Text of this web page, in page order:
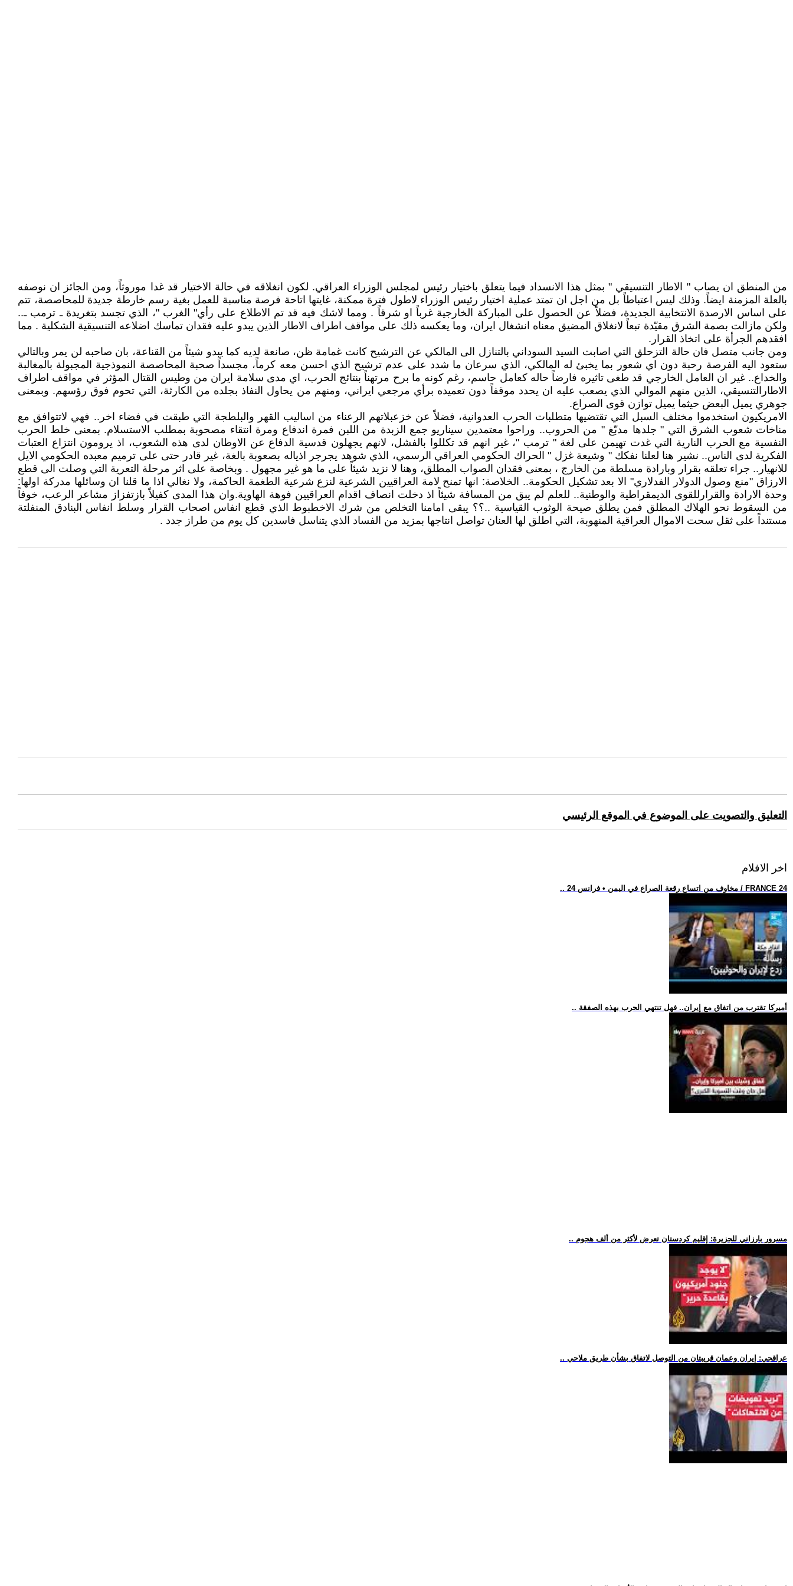
من المنطق ان يصاب " الاطار التنسيقي " بمثل هذا الانسداد فيما يتعلق باختيار رئيس لمجلس الوزراء العراقي. لكون انغلاقه في حالة الاختيار قد غدا موروثاً، ومن الجائز ان نوصفه
بالعلة المزمنة ايضاً. وذلك ليس اعتباطاً بل من اجل ان تمتد عملية اختيار رئيس الوزراء لاطول فترة ممكنة، غايتها اتاحة فرصة مناسبة للعمل بغية رسم خارطة جديدة للمحاصصة، تتم
على اساس الارصدة الانتخابية الجديدة، فضلاً عن الحصول على المباركة الخارجية غرباً او شرقاً . ومما لاشك فيه قد تم الاطلاع على رأي" الغرب "، الذي تجسد بتغريدة ـ ترمب ـ..
ولكن مازالت بصمة الشرق مقيّدة تبعاً لانغلاق المضيق معناه انشغال ايران، وما يعكسه ذلك على مواقف اطراف الاطار الذين يبدو عليه فقدان تماسك اضلاعه التنسيقية الشكلية . مما
افقدهم الجرأة على اتخاذ القرار.
ومن جانب متصل فان حالة التزحلق التي اصابت السيد السوداني بالتنازل الى المالكي عن الترشيح كانت غمامة ظن، صانعة لديه كما يبدو شيئاً من القناعة، بان صاحبه لن يمر وبالتالي
ستعود اليه الفرصة رحبة دون اي شعور بما يخبئ له المالكي، الذي سرعان ما شدد على عدم ترشيح الذي احسن معه كرماً، مجسداً صحبة المحاصصة النموذجية المجبولة بالمغالبة
والخداع.. غير ان العامل الخارجي قد طغى تاثيره فارضاً حاله كعامل حاسم، رغم كونه ما برح مرتهناً بنتائج الحرب، اي مدى سلامة ايران من وطيس القتال المؤثر في مواقف اطراف
الاطارالتنسيقي، الذين منهم الموالي الذي يصعب عليه ان يحدد موقفاً دون تعميده برأي مرجعي ايراني، ومنهم من يحاول النفاذ بجلده من الكارثة، التي تحوم فوق رؤسهم. وبمعنى
جوهري يميل البعض حيثما يميل توازن قوى الصراع.
الامريكيون استخدموا مختلف السبل التي تقتضيها متطلبات الحرب العدوانية، فضلاً عن خزعبلاتهم الرعناء من اساليب القهر والبلطجة التي طبقت في فضاء اخر.. فهي لاتتوافق مع
مناخات شعوب الشرق التي " جلدها مدبّغ " من الحروب.. وراحوا معتمدين سيناريو جمع الزبدة من اللبن فمرة اندفاع ومرة انتقاء مصحوبة بمطلب الاستسلام. بمعنى خلط الحرب
النفسية مع الحرب النارية التي غدت تهيمن على لغة " ترمب "، غير انهم قد تكللوا بالفشل، لانهم يجهلون قدسية الدفاع عن الاوطان لدى هذه الشعوب، اذ يرومون انتزاع العتبات
الفكرية لدى الناس.. نشير هنا لعلنا نفكك " وشيعة غزل " الحراك الحكومي العراقي الرسمي، الذي شوهد يجرجر اذياله بصعوبة بالغة، غير قادر حتى على ترميم معبده الحكومي الايل
للانهيار.. جراء تعلقه بقرار وبارادة مسلطة من الخارج ، بمعنى فقدان الصواب المطلق، وهنا لا نزيد شيئاً على ما هو غير مجهول . وبخاصة على اثر مرحلة التعرية التي وصلت الى قطع
الارزاق "منع وصول الدولار الفدلاري" الا بعد تشكيل الحكومة.. الخلاصة: انها تمنح لامة العراقيين الشرعية لنزع شرعية الطغمة الحاكمة، ولا نغالي اذا ما قلنا ان وسائلها مدركة اولها:
وحدة الارادة والقرارللقوى الديمقراطية والوطنية.. للعلم لم يبق من المسافة شيئاً اذ دخلت انصاف اقدام العراقيين فوهة الهاوية.وان هذا المدى كفيلاً بازتفزاز مشاعر الرعب، خوفاً
من السقوط نحو الهلاك المطلق فمن يطلق صيحة الوثوب القياسية ..؟؟ يبقى امامنا التخلص من شرك الاخطبوط الذي قطع انفاس اصحاب القرار وسلط انفاس البنادق المنفلتة
مستنداً على ثقل سحت الاموال العراقية المنهوبة، التي اطلق لها العنان تواصل انتاجها بمزيد من الفساد الذي يتناسل فاسدين كل يوم من طراز جدد .
التعليق والتصويت على الموضوع في الموقع الرئيسي
اخر الافلام
.. مخاوف من اتساع رقعة الصراع في اليمن • فرانس 24 / FRANCE 24
.. أميركا تقترب من اتفاق مع إيران.. فهل تنتهي الحرب بهذه الصفقة
.. مسرور بارزاني للجزيرة: إقليم كردستان تعرض لأكثر من ألف هجوم
.. عراقجي: إيران وعمان قريبتان من التوصل لاتفاق بشأن طريق ملاحي